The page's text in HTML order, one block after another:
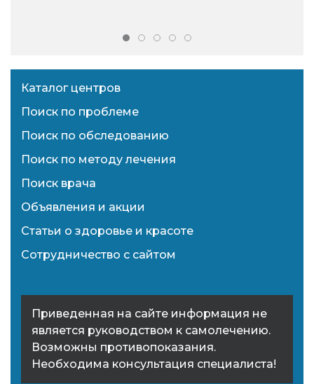
Каталог центров
Поиск по проблеме
Поиск по обследованию
Поиск по методу лечения
Поиск врача
Объявления и акции
Статьи о здоровье и красоте
Сотрудничество с сайтом
Приведенная на сайте информация не
является руководством к самолечению.
Возможны противопоказания.
Необходима консультация специалиста!